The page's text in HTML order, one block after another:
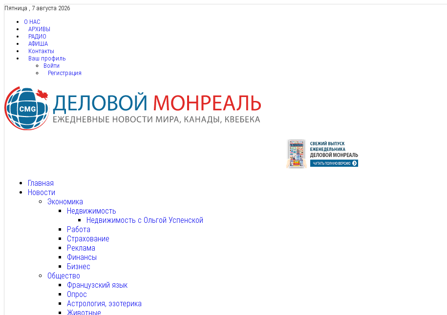
Пятница , 7 августа 2026
О НАС
АРХИВЫ
РАДИО
АФИША
Контакты
Ваш профиль
Войти
Регистрация
Главная
Новости
Экономика
Недвижимость
Недвижимость с Ольгой Успенской
Работа
Страхование
Реклама
Финансы
Бизнес
Общество
Французский язык
Опрос
Астрология, эзотерика
Животные